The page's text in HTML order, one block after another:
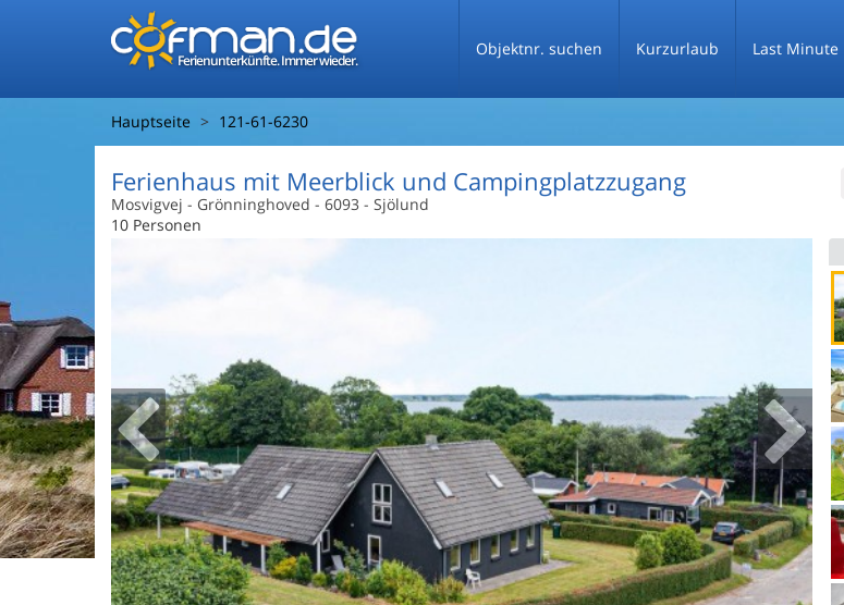
Ferienunterkünfte. Immer wieder.
Objektnr. suchen Kurzurlaub Last Minute
Hauptseite 121-61-6230
Ferienhaus mit Meerblick und Campingplatzzugang
Mosvigvej - Grönninghoved - 6093 - Sjölund
10 Personen